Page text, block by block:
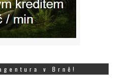
v Brně!